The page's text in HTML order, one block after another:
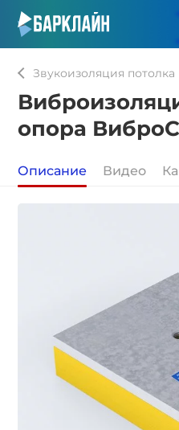
Звукоизоляция потолка
опора
Описание Видео